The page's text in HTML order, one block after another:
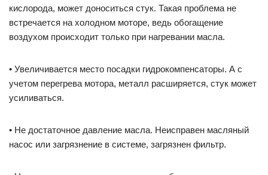
кислорода, может доноситься стук. Такая проблема не
встречается на холодном моторе, ведь обогащение
воздухом происходит только при нагревании масла.
• Увеличивается место посадки гидрокомпенсаторы. А с
учетом перегрева мотора, металл расширяется, стук может
усиливаться.
• Не достаточное давление масла. Неисправен масляный
насос или загрязнение в системе, загрязнен фильтр.